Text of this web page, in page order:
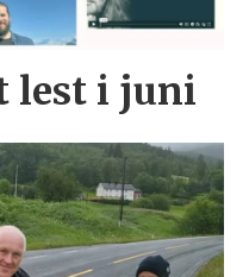
lest i juni